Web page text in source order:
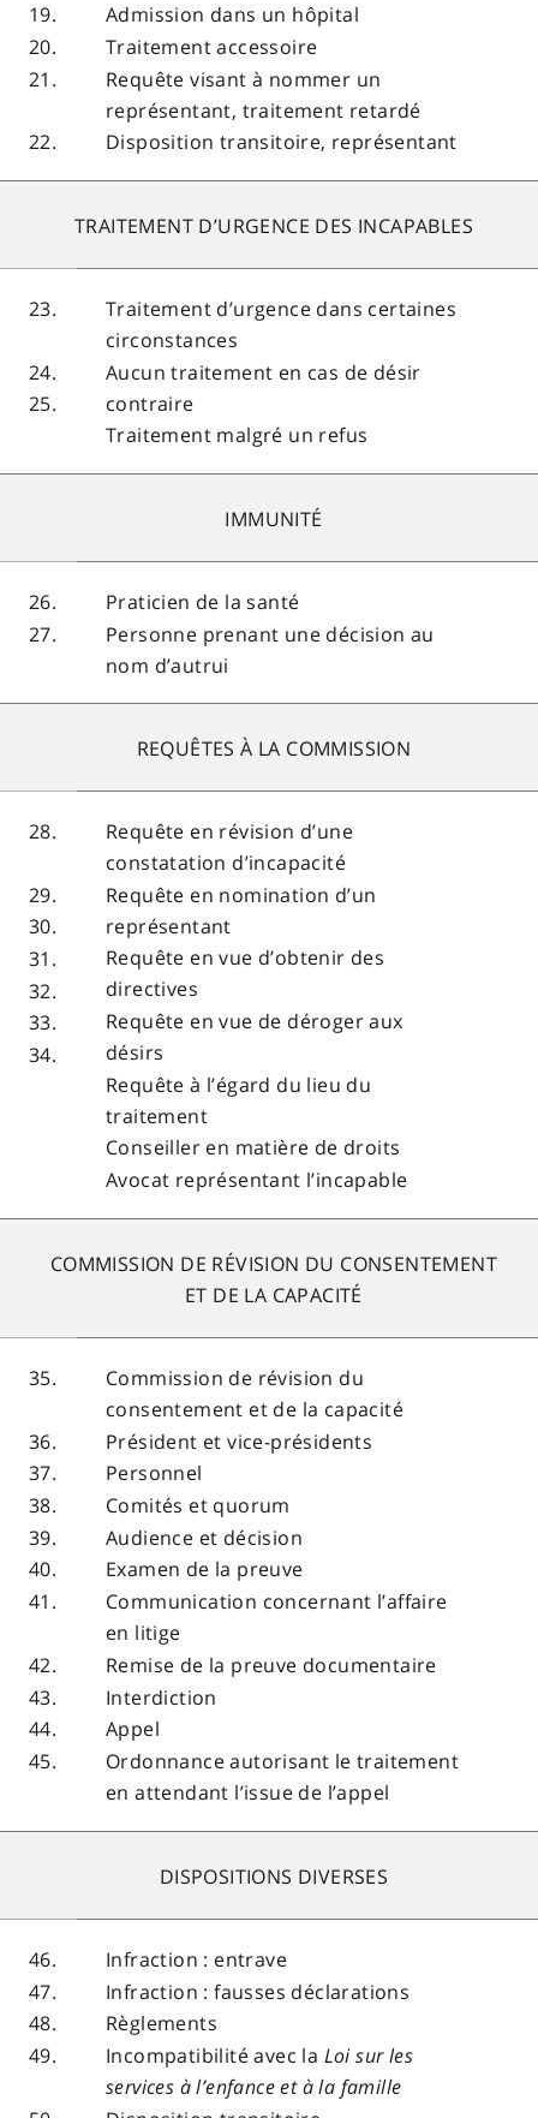
19.
20.
21.
22.
Admission dans un hôpital
Traitement accessoire
Requête visant à nommer un
représentant, traitement retardé
Disposition transitoire, représentant
TRAITEMENT D’URGENCE DES INCAPABLES
23.
24.
25.
Traitement d’urgence dans certaines
circonstances
Aucun traitement en cas de désir
contraire
Traitement malgré un refus
IMMUNITÉ
26.
27.
Praticien de la santé
Personne prenant une décision au
nom d’autrui
REQUÊTES À LA COMMISSION
28.
29.
30.
31.
32.
33.
34.
Requête en révision d’une
constatation d’incapacité
Requête en nomination d’un
représentant
Requête en vue d’obtenir des
directives
Requête en vue de déroger aux
désirs
Requête à l’égard du lieu du
traitement
Conseiller en matière de droits
Avocat représentant l’incapable
COMMISSION DE RÉVISION DU CONSENTEMENT
ET DE LA CAPACITÉ
35.
36.
37.
38.
39.
40.
41.
42.
43.
44.
45.
Commission de révision du
consentement et de la capacité
Président et vice-présidents
Personnel
Comités et quorum
Audience et décision
Examen de la preuve
Communication concernant l’affaire
en litige
Remise de la preuve documentaire
Interdiction
Appel
Ordonnance autorisant le traitement
en attendant l’issue de l’appel
DISPOSITIONS DIVERSES
46.
47.
48.
49.
Infraction : entrave
Infraction : fausses déclarations
Règlements
Incompatibilité avec la Loi sur les
services à l’enfance et à la famille